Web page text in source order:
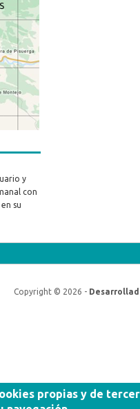
y
con
su
Copyright © 2026 -
propias y de